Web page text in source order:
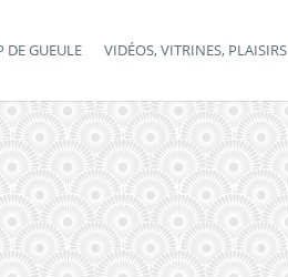
DE GUEULE VIDÉOS, VITRINES, PLAISIRS